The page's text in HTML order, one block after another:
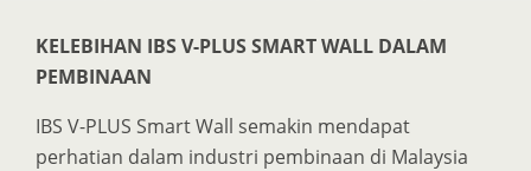
KELEBIHAN IBS V-PLUS SMART WALL DALAM
PEMBINAAN
IBS V-PLUS Smart Wall semakin mendapat
perhatian dalam industri pembinaan di Malaysia